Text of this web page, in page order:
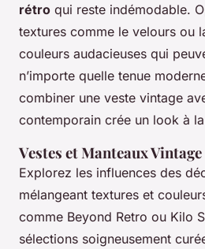
rétro qui reste indémodable.
textures comme le velours ou
couleurs audacieuses qui
n’importe quelle tenue
combiner une veste vintage
contemporain crée un look à
Vestes et Manteaux Vintage
Explorez les influences des
mélangeant textures et
comme Beyond Retro ou Kilo
sélections soigneusement